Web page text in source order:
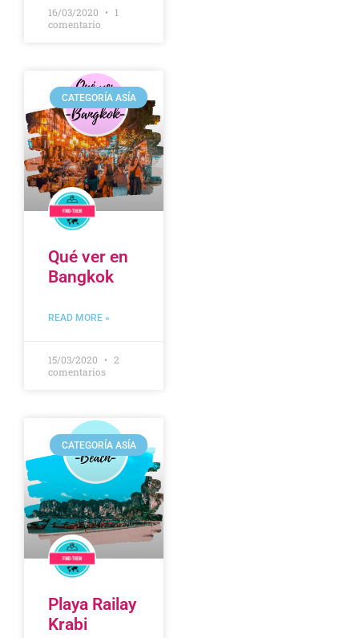
16/03/2020
1
comentario
CATEGORÍA ASÍA
Qué ver en
Bangkok
READ MORE »
15/03/2020
2
comentarios
CATEGORÍA ASÍA
Playa Railay
Krabi